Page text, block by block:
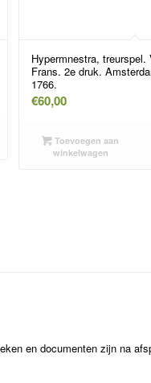
Hypermnestra, treurspel.
Frans. 2e druk.
1766.
€60,00
Toevoegen aan
winkelwagen
en documenten zijn na